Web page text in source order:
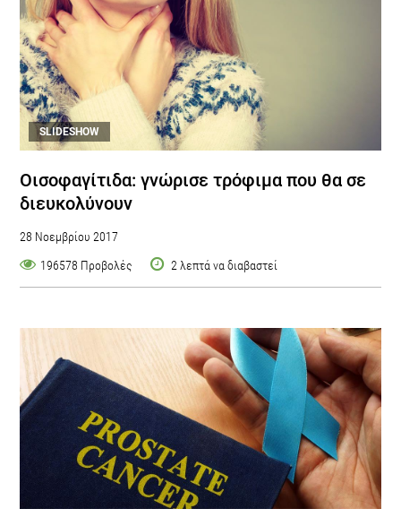
SLIDESHOW
Οισοφαγίτιδα: γνώρισε τρόφιμα που θα σε
διευκολύνουν
28 Νοεμβρίου 2017
196578 Προβολές
2 λεπτά να διαβαστεί